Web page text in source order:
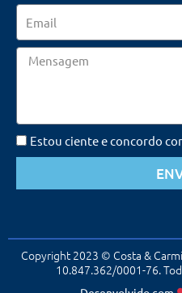
Mensagem
Estou ciente e concordo
Copyright 2023 © Costa &
10.847.362/0001-76.